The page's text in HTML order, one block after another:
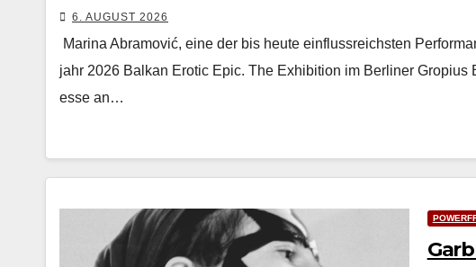
6. AUGUST 2026
Mari­na Abramović, eine der bis heute ein­flussre­ich­sten
jahr 2026 Balkan Erot­ic Epic. The Exhi­bi­tion im Berlin­er
esse an…